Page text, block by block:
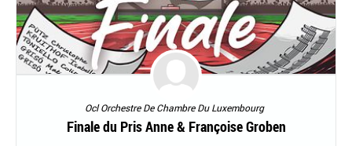
Ocl Orchestre De Chambre Du Luxembourg
Finale du Pris Anne & Françoise Groben